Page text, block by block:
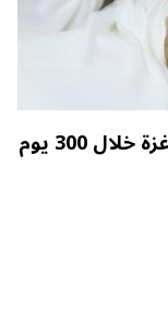
اليونيسف: استشهاد 300 طفل في غزة خلال 300 يوم